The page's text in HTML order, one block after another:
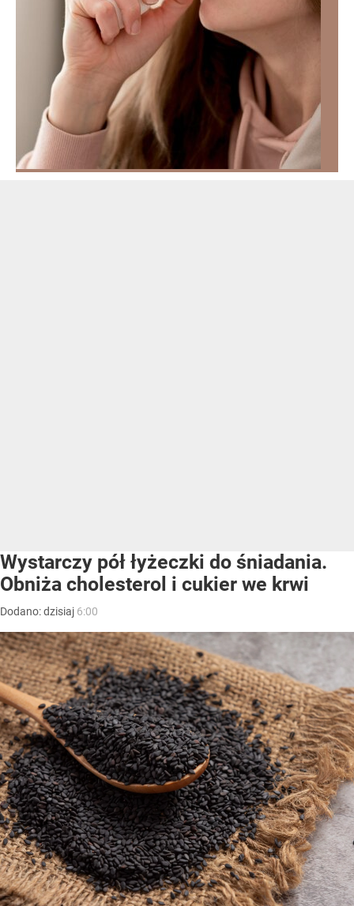
Wystarczy pół łyżeczki do śniadania.
Obniża cholesterol i cukier we krwi
Dodano:dzisiaj 6:00